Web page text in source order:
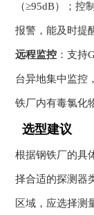
（≥95dB）；控
报警，能及时提
远程监控 ：支持
台异地集中监控
铁厂内有毒氯化
选型建议
根据钢铁厂的具
择合适的探测器
区域，应选择测